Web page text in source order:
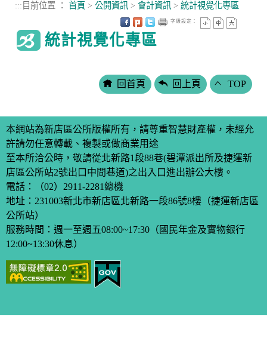
::: 目前位置 ： 首頁 > 公開資訊 > 會計資訊 > 統計視覺化專區
統計視覺化專區
字級設定：
回首頁 回上頁 TOP
本網站為新店區公所版權所有，請尊重智慧財產權，未經允
許請勿任意轉載、複製或做商業用途
至本所洽公時，敬請從北新路1段88巷(碧潭派出所及捷運新
店區公所站2號出口中間巷道)之出入口進出辦公大樓。
電話：
（02）2911-2281總機
地址：231003新北市新店區北新路一段86號8樓（捷運新店區
公所站）
服務時間：週一至週五08:00~17:30（國民年金及實物銀行
12:00~13:30休息）